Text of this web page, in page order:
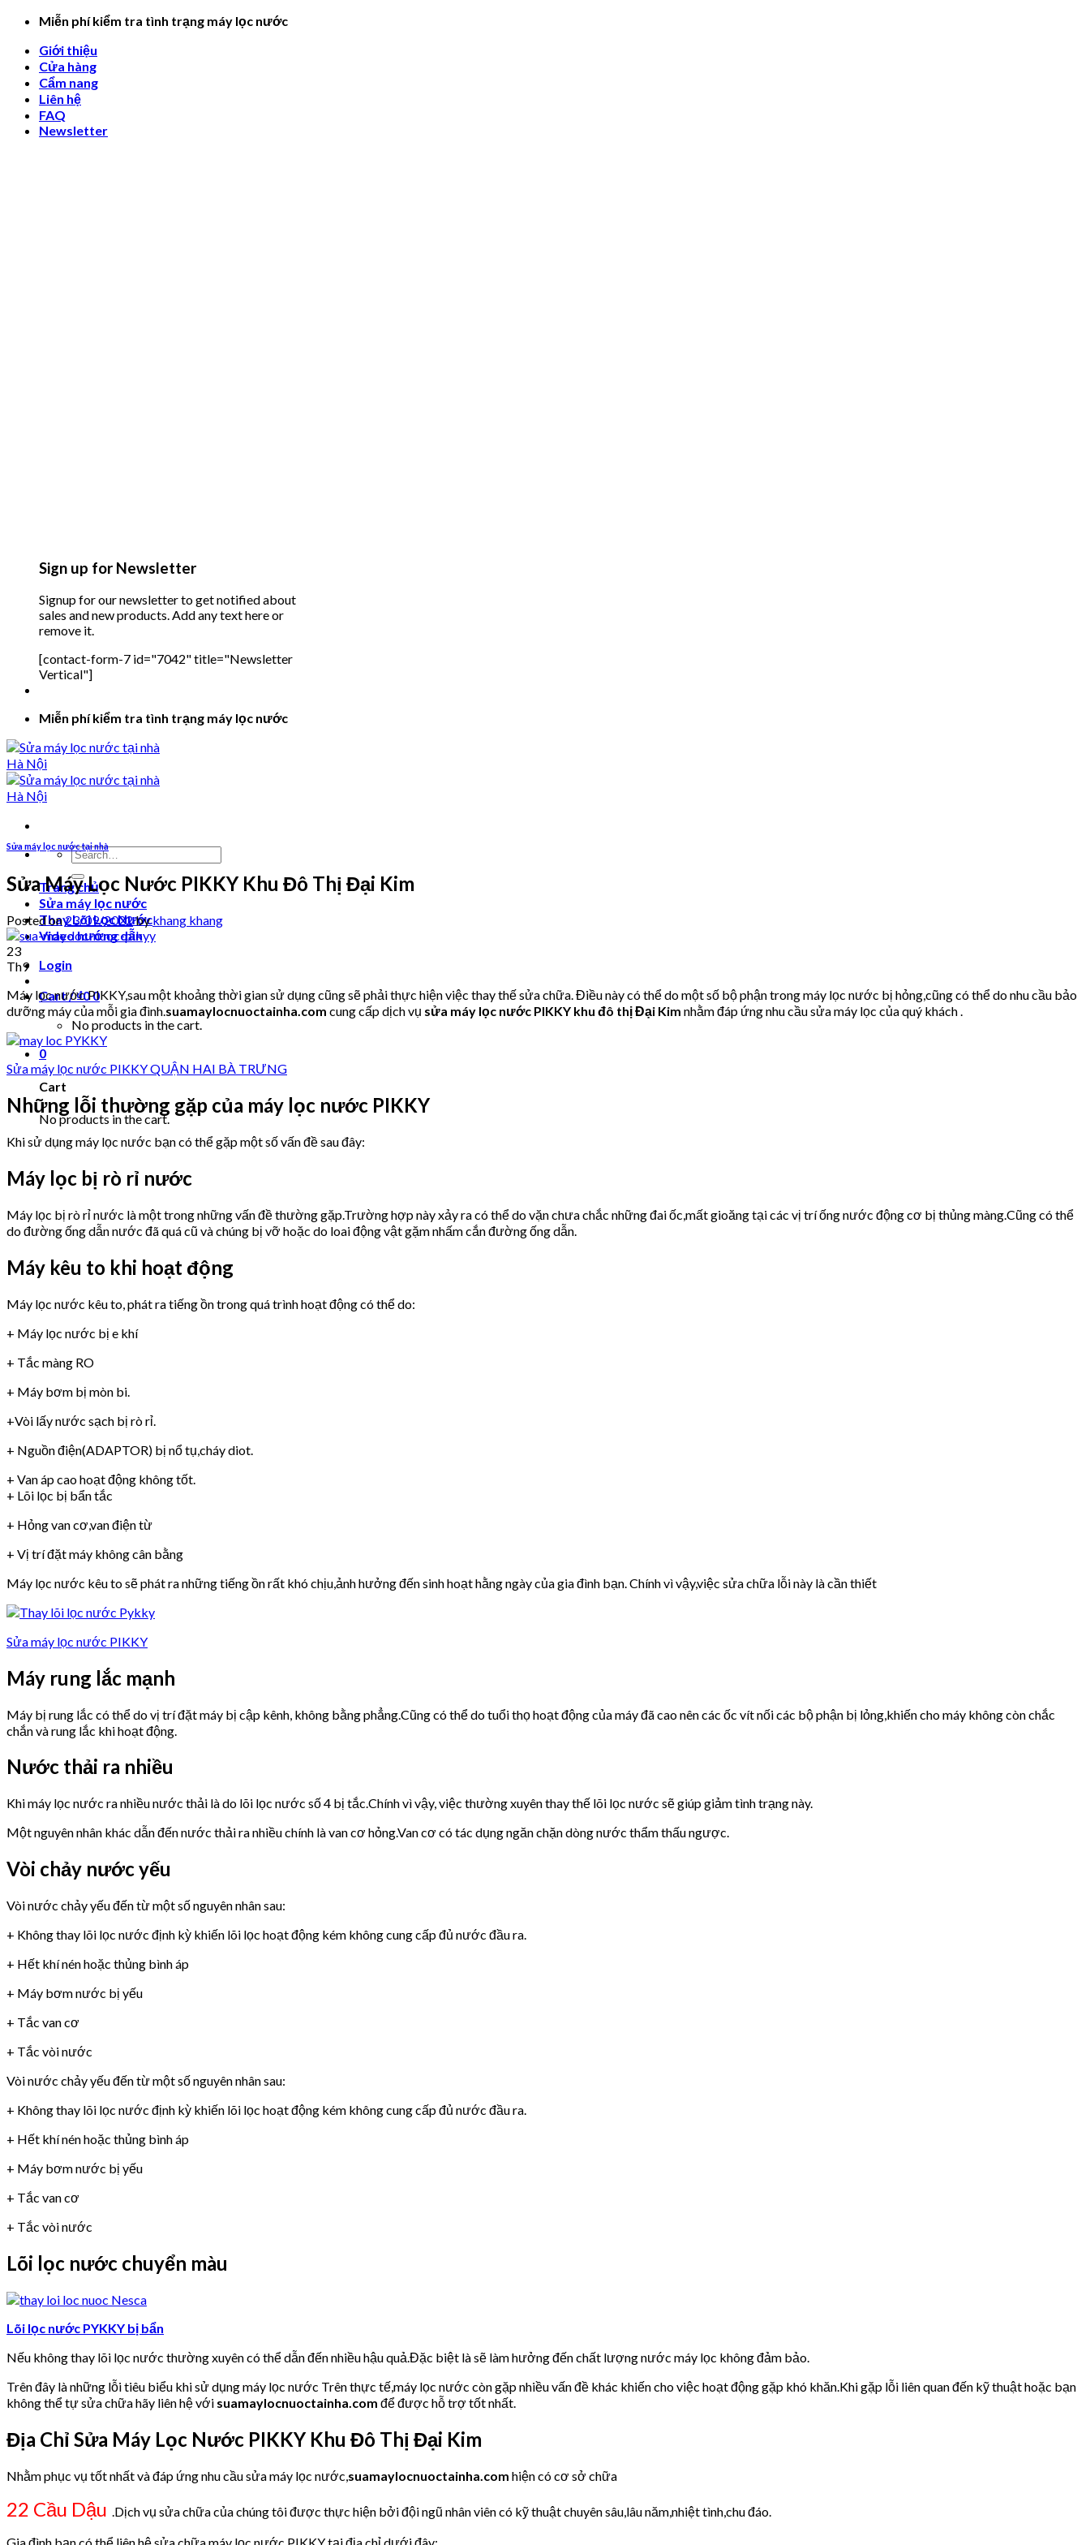
Skip
content
Miễn phí kiểm tra tình trạng máy lọc nước
Giới thiệu
Cửa hàng
Cẩm nang
Liên hệ
FAQ
Newsletter
Sign up for Newsletter
Signup for our newsletter to get notified about
sales and new products. Add any text here or
remove it.
[contact-form-7 id="7042" title="Newsletter
Vertical"]
Miễn phí kiểm tra tình trạng máy lọc nước
Search
for:
Trang chủ
Sửa máy lọc nước
Thay Lõi Lọc Nước
Video hướng dẫn
Login
Cart /₫00
No products in the cart.
0
Cart
No products in the cart.
Sửa máy lọc nước tại nhà
Sửa Máy Lọc Nước PIKKY Khu Đô Thị Đại Kim
Posted on23/09/2022bykhang khang
23
Th9
Máy lọc nước PIKKY,sau một khoảng thời gian sử dụng cũng sẽ phải thực hiện việc thay thế sửa chữa. Điều này có thể do một số bộ phận trong máy lọc nước bị hỏng,cũng có thể do nhu cầu bảo
dưỡng máy của mỗi gia đình.suamaylocnuoctainha.com cung cấp dịch vụ sửa máy lọc nước PIKKY khu đô thị Đại Kim nhằm đáp ứng nhu cầu sửa máy lọc của quý khách .
Sửa máy lọc nước PIKKY QUẬN HAI BÀ TRƯNG
Những lỗi thường gặp của máy lọc nước PIKKY
Khi sử dụng máy lọc nước bạn có thể gặp một số vấn đề sau đây:
Máy lọc bị rò rỉ nước
Máy lọc bị rò rỉ nước là một trong những vấn đề thường gặp.Trường hợp này xảy ra có thể do vặn chưa chắc những đai ốc,mất gioăng tại các vị trí ống nước động cơ bị thủng màng.Cũng có thể
do đường ống dẫn nước đã quá cũ và chúng bị vỡ hoặc do loai động vật gặm nhấm cắn đường ống dẫn.
Máy kêu to khi hoạt động
Máy lọc nước kêu to, phát ra tiếng ồn trong quá trình hoạt động có thể do:
+ Máy lọc nước bị e khí
+ Tắc màng RO
+ Máy bơm bị mòn bi.
+Vòi lấy nước sạch bị rò rỉ.
+ Nguồn điện(ADAPTOR) bị nổ tụ,cháy diot.
+ Van áp cao hoạt động không tốt.
+ Lõi lọc bị bẩn tắc
+ Hỏng van cơ,van điện từ
+ Vị trí đặt máy không cân bằng
Máy lọc nước kêu to sẽ phát ra những tiếng ồn rất khó chịu,ảnh hưởng đến sinh hoạt hằng ngày của gia đình bạn. Chính vì vậy,việc sửa chữa lỗi này là cần thiết
Sửa máy lọc nước PIKKY
Máy rung lắc mạnh
Máy bị rung lắc có thể do vị trí đặt máy bị cập kênh, không bằng phẳng.Cũng có thể do tuổi thọ hoạt động của máy đã cao nên các ốc vít nối các bộ phận bị lỏng,khiến cho máy không còn chắc
chắn và rung lắc khi hoạt động.
Nước thải ra nhiều
Khi máy lọc nước ra nhiều nước thải là do lõi lọc nước số 4 bị tắc.Chính vì vậy, việc thường xuyên thay thế lõi lọc nước sẽ giúp giảm tình trạng này.
Một nguyên nhân khác dẫn đến nước thải ra nhiều chính là van cơ hỏng.Van cơ có tác dụng ngăn chặn dòng nước thẩm thấu ngược.
Vòi chảy nước yếu
Vòi nước chảy yếu đến từ một số nguyên nhân sau:
+ Không thay lõi lọc nước định kỳ khiến lõi lọc hoạt động kém không cung cấp đủ nước đầu ra.
+ Hết khí nén hoặc thủng bình áp
+ Máy bơm nước bị yếu
+ Tắc van cơ
+ Tắc vòi nước
Vòi nước chảy yếu đến từ một số nguyên nhân sau:
+ Không thay lõi lọc nước định kỳ khiến lõi lọc hoạt động kém không cung cấp đủ nước đầu ra.
+ Hết khí nén hoặc thủng bình áp
+ Máy bơm nước bị yếu
+ Tắc van cơ
+ Tắc vòi nước
Lõi lọc nước chuyển màu
Lõi lọc nước PYKKY bị bẩn
Nếu không thay lõi lọc nước thường xuyên có thể dẫn đến nhiều hậu quả.Đặc biệt là sẽ làm hưởng đến chất lượng nước máy lọc không đảm bảo.
Trên đây là những lỗi tiêu biểu khi sử dụng máy lọc nước Trên thực tế,máy lọc nước còn gặp nhiều vấn đề khác khiến cho việc hoạt động gặp khó khăn.Khi gặp lỗi liên quan đến kỹ thuật hoặc bạn
không thể tự sửa chữa hãy liên hệ với suamaylocnuoctainha.com để được hỗ trợ tốt nhất.
Địa Chỉ Sửa Máy Lọc Nước PIKKY Khu Đô Thị Đại Kim
Nhằm phục vụ tốt nhất và đáp ứng nhu cầu sửa máy lọc nước, suamaylocnuoctainha.com hiện có cơ sở chữa
22 Cầu Dậu .Dịch vụ sửa chữa của chúng tôi được thực hiện bởi đội ngũ nhân viên có kỹ thuật chuyên sâu,lâu năm,nhiệt tình,chu đáo.